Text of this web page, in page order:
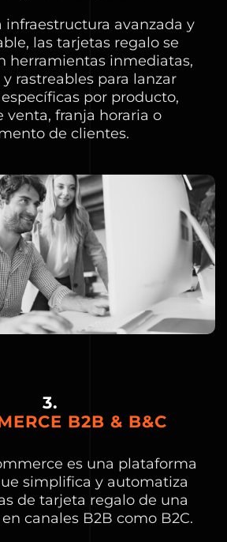
infraestructura avanzada y
las tarjetas regalo se
herramientas inmediatas,
rastreables para lanzar
por producto,
venta, franja horaria o
de clientes.
3.
B2B & B&C
es una plataforma
simplifica y automatiza
de tarjeta regalo de una
canales B2B como B2C.